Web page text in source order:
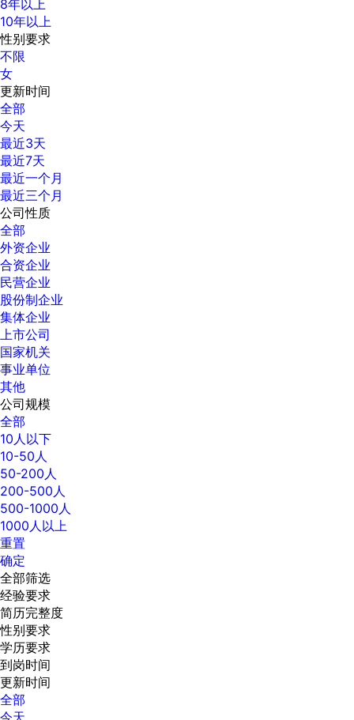
8年以上
10年以上
性别要求
不限
女
更新时间
全部
今天
最近3天
最近7天
最近一个月
最近三个月
公司性质
全部
外资企业
合资企业
民营企业
股份制企业
集体企业
上市公司
国家机关
事业单位
其他
公司规模
全部
10人以下
10-50人
50-200人
200-500人
500-1000人
1000人以上
重置
确定
全部筛选
经验要求
简历完整度
性别要求
学历要求
到岗时间
更新时间
全部